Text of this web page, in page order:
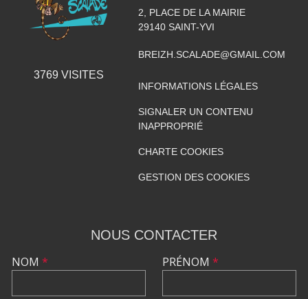
3769 VISITES
2, PLACE DE LA MAIRIE
29140 SAINT-YVI
BREIZH.SCALADE@GMAIL.COM
INFORMATIONS LÉGALES
SIGNALER UN CONTENU
INAPPROPRIÉ
CHARTE COOKIES
GESTION DES COOKIES
NOUS CONTACTER
NOM * PRÉNOM *